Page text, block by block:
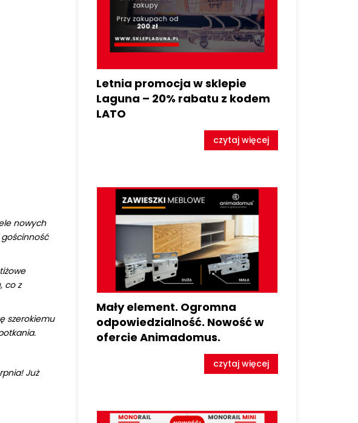
nowych
co z
szerokiemu
Już
Letnia promocja w sklepie
Laguna – 20% rabatu z kodem
LATO
czytaj więcej
Mały element. Ogromna
odpowiedzialność. Nowość w
ofercie Animadomus.
czytaj więcej